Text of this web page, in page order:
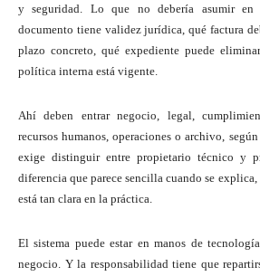
y seguridad. Lo que no debería asumir
documento tiene validez jurídica, qué factura
plazo concreto, qué expediente puede
política interna está vigente.
Ahí deben entrar negocio, legal,
recursos humanos, operaciones o archivo,
exige distinguir entre propietario técnico y
diferencia que parece sencilla cuando se explica,
está tan clara en la práctica.
El sistema puede estar en manos de
negocio. Y la responsabilidad tiene que